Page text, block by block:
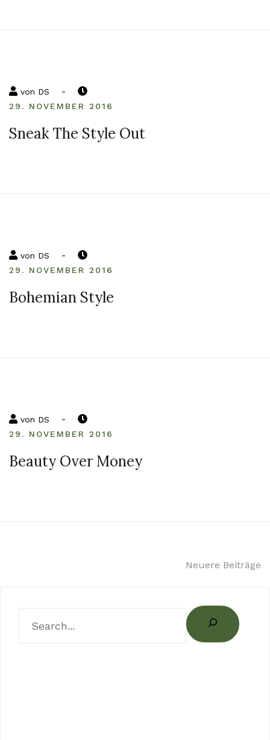
von DS -
29. NOVEMBER 2016
Sneak The Style Out
von DS -
29. NOVEMBER 2016
Bohemian Style
von DS -
29. NOVEMBER 2016
Beauty Over Money
Neuere Beiträge